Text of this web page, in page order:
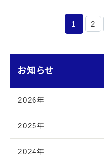
1 2
お知らせ
2026年
2025年
2024年